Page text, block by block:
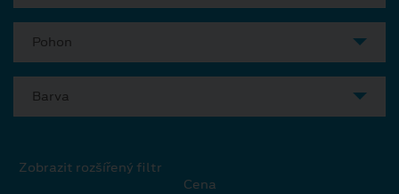
Pohon
Barva
Zobrazit rozšířený filtr
Cena